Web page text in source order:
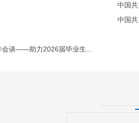
会谈——助力2026届毕业生...
中国
中国